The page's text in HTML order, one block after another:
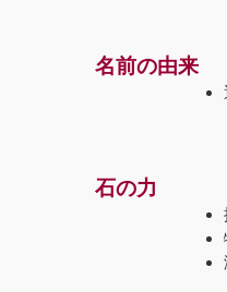
名前の由来
石の力